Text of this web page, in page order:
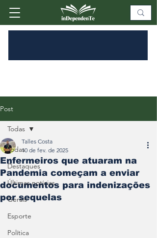
Post
Todas
Destaques
Últimas notícias
Gerais
Esporte
Política
Todas
Enfermeiros que atuaram na
Pandemia começam a enviar
documentos para indenizações
por sequelas
Talles Costa
10 de fev. de 2025